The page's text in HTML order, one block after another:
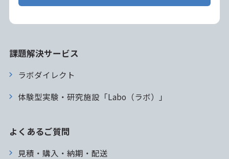
課題解決サービス
ラボダイレクト
体験型実験・研究施設「Labo（ラボ）」
よくあるご質問
見積・購入・納期・配送